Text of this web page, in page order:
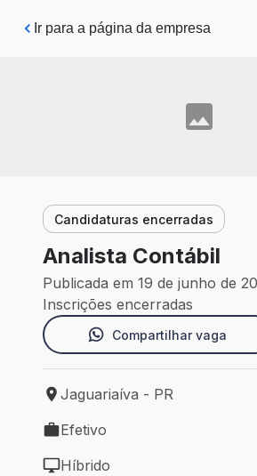
Pular para o conteúdo principal
Ir para a página da empresa
Candidaturas encerradas
Analista Contábil
Publicada em 19 de junho de
Inscrições encerradas
Compartilhar vaga
Local de trabalho: Jaguariaíva -
Jaguariaíva - PR
Tipo de vaga: Efetivo
Efetivo
Híbrido